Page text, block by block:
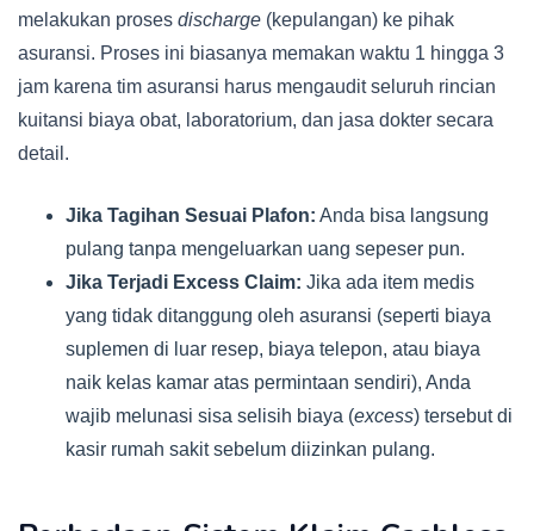
melakukan proses discharge (kepulangan) ke pihak
asuransi. Proses ini biasanya memakan waktu 1 hingga 3
jam karena tim asuransi harus mengaudit seluruh rincian
kuitansi biaya obat, laboratorium, dan jasa dokter secara
detail.
Jika Tagihan Sesuai Plafon: Anda bisa langsung
pulang tanpa mengeluarkan uang sepeser pun.
Jika Terjadi Excess Claim: Jika ada item medis
yang tidak ditanggung oleh asuransi (seperti biaya
suplemen di luar resep, biaya telepon, atau biaya
naik kelas kamar atas permintaan sendiri), Anda
wajib melunasi sisa selisih biaya (excess) tersebut di
kasir rumah sakit sebelum diizinkan pulang.